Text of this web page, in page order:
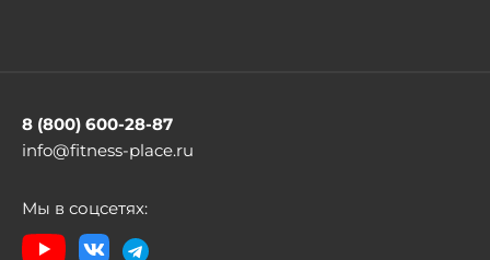
8 (800) 600-28-87
info@fitness-place.ru
Мы в соцсетях: